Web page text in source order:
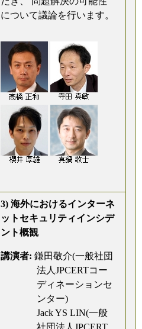
について議論を行います。
3) 海外におけるインターネ
ットセキュリティインシデ
ント概観
講演者: 鎌田敬介(一般社団
法人JPCERTコー
ディネーションセ
ンター)
Jack YS LIN(一般
社団法人JPCERT